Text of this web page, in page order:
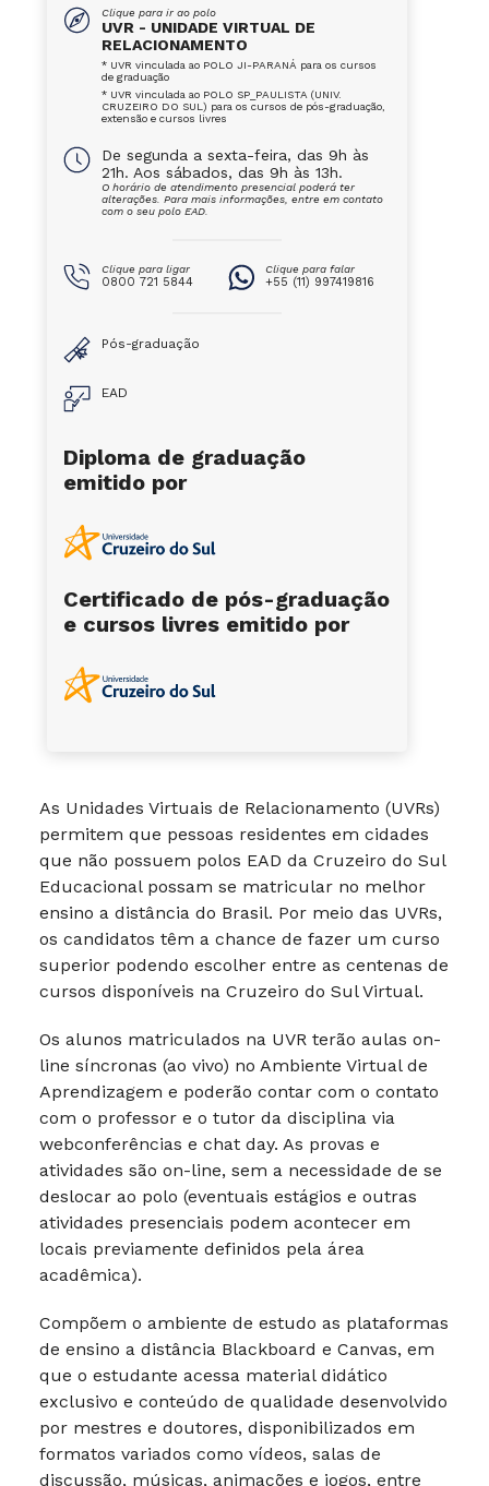
As Unidades Virtuais de Relacionamento (UVRs)
permitem que pessoas residentes em cidades
que não possuem polos EAD da Cruzeiro do Sul
Educacional possam se matricular no melhor
ensino a distância do Brasil. Por meio das UVRs,
os candidatos têm a chance de fazer um curso
superior podendo escolher entre as centenas de
cursos disponíveis na Cruzeiro do Sul Virtual.
Os alunos matriculados na UVR terão aulas on-
line síncronas (ao vivo) no Ambiente Virtual de
Aprendizagem e poderão contar com o contato
com o professor e o tutor da disciplina via
webconferências e chat day. As provas e
atividades são on-line, sem a necessidade de se
deslocar ao polo (eventuais estágios e outras
atividades presenciais podem acontecer em
locais previamente definidos pela área
acadêmica).
Compõem o ambiente de estudo as plataformas
de ensino a distância Blackboard e Canvas, em
que o estudante acessa material didático
exclusivo e conteúdo de qualidade desenvolvido
por mestres e doutores, disponibilizados em
formatos variados como vídeos, salas de
discussão, músicas, animações e jogos, entre
Clique para ir ao polo
UVR - UNIDADE VIRTUAL DE
RELACIONAMENTO
* UVR vinculada ao POLO JI-PARANÁ para os cursos
de graduação
* UVR vinculada ao POLO SP_PAULISTA (UNIV.
CRUZEIRO DO SUL) para os cursos de pós-graduação,
extensão e cursos livres
De segunda a sexta-feira, das 9h às
21h. Aos sábados, das 9h às 13h.
O horário de atendimento presencial poderá ter
alterações. Para mais informações, entre em contato
com o seu polo EAD.
Clique para ligar
0800 721 5844
Clique para falar
+55 (11) 997419816
Pós-graduação
EAD
Diploma de graduação
emitido por
Certificado de pós-graduação
e cursos livres emitido por